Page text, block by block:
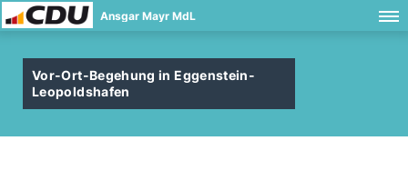
Ansgar Mayr MdL
Vor-Ort-Begehung in Eggenstein-
Leopoldshafen